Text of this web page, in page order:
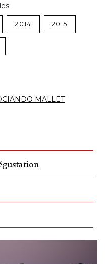
2014 2015
MALLET